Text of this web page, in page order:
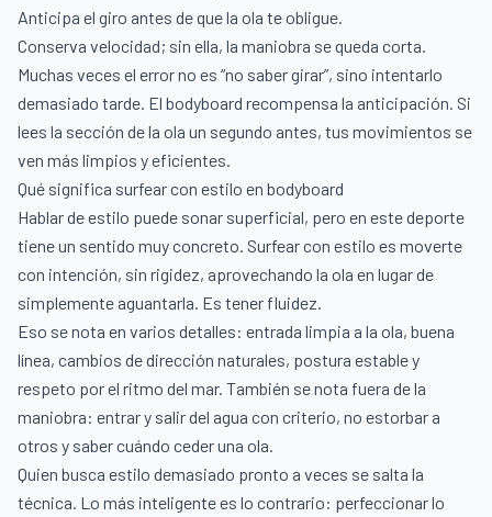
Anticipa el giro antes de que la ola te obligue.
Conserva velocidad; sin ella, la maniobra se queda corta.
Muchas veces el error no es “no saber girar”, sino intentarlo
demasiado tarde. El bodyboard recompensa la anticipación. Si
lees la sección de la ola un segundo antes, tus movimientos se
ven más limpios y eficientes.
Qué significa surfear con estilo en bodyboard
Hablar de estilo puede sonar superficial, pero en este deporte
tiene un sentido muy concreto. Surfear con estilo es moverte
con intención, sin rigidez, aprovechando la ola en lugar de
simplemente aguantarla. Es tener fluidez.
Eso se nota en varios detalles: entrada limpia a la ola, buena
línea, cambios de dirección naturales, postura estable y
respeto por el ritmo del mar. También se nota fuera de la
maniobra: entrar y salir del agua con criterio, no estorbar a
otros y saber cuándo ceder una ola.
Quien busca estilo demasiado pronto a veces se salta la
técnica. Lo más inteligente es lo contrario: perfeccionar lo